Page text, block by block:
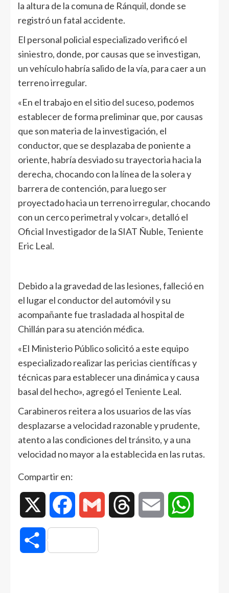
la altura de la comuna de Ránquil, donde se
registró un fatal accidente.
El personal policial especializado verificó el
siniestro, donde, por causas que se investigan,
un vehículo habría salido de la vía, para caer a un
terreno irregular.
«En el trabajo en el sitio del suceso, podemos
establecer de forma preliminar que, por causas
que son materia de la investigación, el
conductor, que se desplazaba de poniente a
oriente, habría desviado su trayectoria hacia la
derecha, chocando con la línea de la solera y
barrera de contención, para luego ser
proyectado hacia un terreno irregular, chocando
con un cerco perimetral y volcar», detalló el
Oficial Investigador de la SIAT Ñuble, Teniente
Eric Leal.
Debido a la gravedad de las lesiones, falleció en
el lugar el conductor del automóvil y su
acompañante fue trasladada al hospital de
Chillán para su atención médica.
«El Ministerio Público solicitó a este equipo
especializado realizar las pericias científicas y
técnicas para establecer una dinámica y causa
basal del hecho», agregó el Teniente Leal.
Carabineros reitera a los usuarios de las vías
desplazarse a velocidad razonable y prudente,
atento a las condiciones del tránsito, y a una
velocidad no mayor a la establecida en las rutas.
Compartir en:
Facebook Gmail Threads Email
Compartir